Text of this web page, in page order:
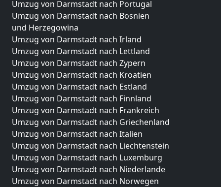
Umzug von Darmstadt nach Portugal
Umzug von Darmstadt nach Bosnien
und Herzegowina
Umzug von Darmstadt nach Irland
Umzug von Darmstadt nach Lettland
Umzug von Darmstadt nach Zypern
Umzug von Darmstadt nach Kroatien
Umzug von Darmstadt nach Estland
Umzug von Darmstadt nach Finnland
Umzug von Darmstadt nach Frankreich
Umzug von Darmstadt nach Griechenland
Umzug von Darmstadt nach Italien
Umzug von Darmstadt nach Liechtenstein
Umzug von Darmstadt nach Luxemburg
Umzug von Darmstadt nach Niederlande
Umzug von Darmstadt nach Norwegen